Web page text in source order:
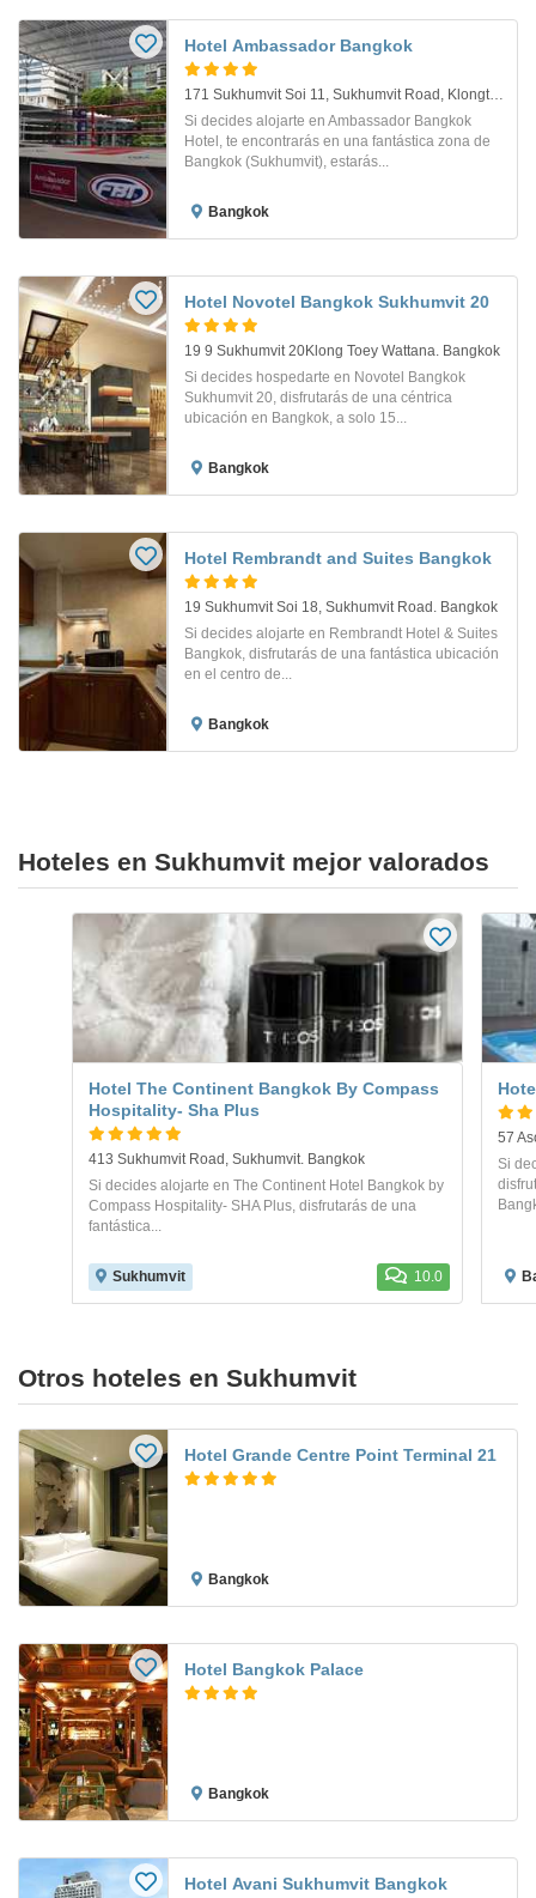
Hotel Ambassador Bangkok
171 Sukhumvit Soi 11, Sukhumvit Road, Klongtoey Nua. Bangkok
Si decides alojarte en Ambassador Bangkok
Hotel, te encontrarás en una fantástica zona de
Bangkok (Sukhumvit), estarás...
Bangkok
Hotel Novotel Bangkok Sukhumvit 20
19 9 Sukhumvit 20Klong Toey Wattana. Bangkok
Si decides hospedarte en Novotel Bangkok
Sukhumvit 20, disfrutarás de una céntrica
ubicación en Bangkok, a solo 15...
Bangkok
Hotel Rembrandt and Suites Bangkok
19 Sukhumvit Soi 18, Sukhumvit Road. Bangkok
Si decides alojarte en Rembrandt Hotel & Suites
Bangkok, disfrutarás de una fantástica ubicación
en el centro de...
Bangkok
Hoteles en Sukhumvit mejor valorados
Hotel The Continent Bangkok By Compass
Hospitality- Sha Plus
413 Sukhumvit Road, Sukhumvit. Bangkok
Si decides alojarte en The Continent Hotel Bangkok by
Compass Hospitality- SHA Plus, disfrutarás de una
fantástica...
Sukhumvit 10.0
Si
Otros hoteles en Sukhumvit
Hotel Grande Centre Point Terminal 21
Bangkok
Hotel Bangkok Palace
Bangkok
Hotel Avani Sukhumvit Bangkok